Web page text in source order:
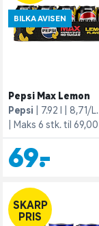
BILKA AVISEN
Pepsi Max Lemon
Pepsi
7.92 l 8,71/L.
Maks 6 stk. til 69,00
69,-
SKARP
PRIS